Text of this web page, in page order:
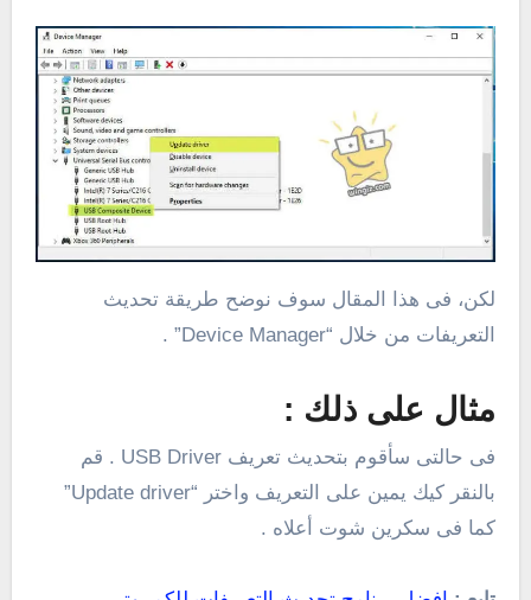
لكن، فى هذا المقال سوف نوضح طريقة تحديث
التعريفات من خلال “Device Manager” .
مثال على ذلك :
فى حالتى سأقوم بتحديث تعريف USB Driver . قم
بالنقر كيك يمين على التعريف واختر “Update driver”
كما فى سكرين شوت أعلاه .